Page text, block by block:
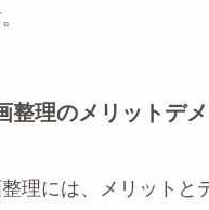
整理のメリットデ
理には、メリットと